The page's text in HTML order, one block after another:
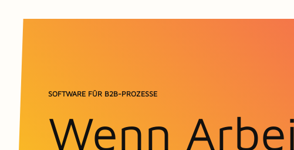
SOFTWARE FÜR B2B-PROZESSE
Wenn